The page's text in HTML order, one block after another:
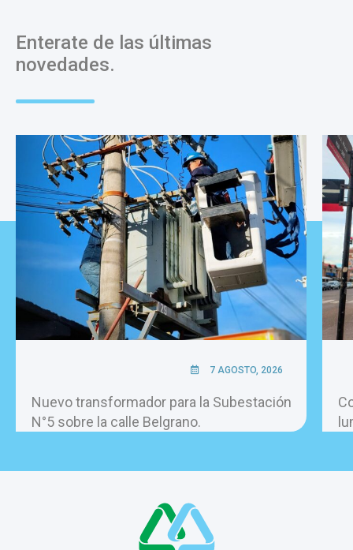
Enterate de las últimas
novedades.
7 AGOSTO, 2026
Nuevo transformador para la Subestación
N°5 sobre la calle Belgrano.